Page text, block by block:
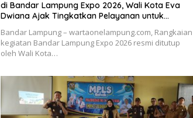
di Bandar Lampung Expo 2026, Wali Kota Eva
Dwiana Ajak Tingkatkan Pelayanan untuk
Bandar Lampung – wartaonelampung.com, Rangkaian
kegiatan Bandar Lampung Expo 2026 resmi ditutup
oleh Wali Kota…